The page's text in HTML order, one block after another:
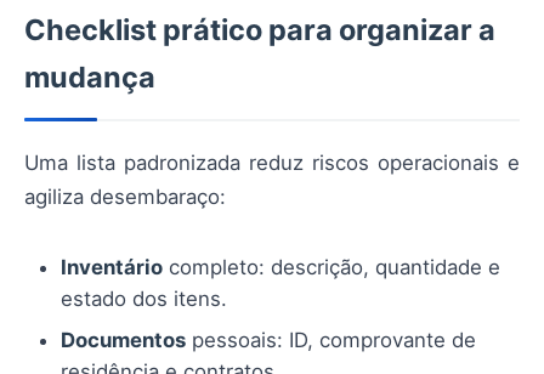
Checklist prático para organizar a
mudança
Uma lista padronizada reduz riscos operacionais e
agiliza desembaraço:
Inventário completo: descrição, quantidade e
estado dos itens.
Documentos pessoais: ID, comprovante de